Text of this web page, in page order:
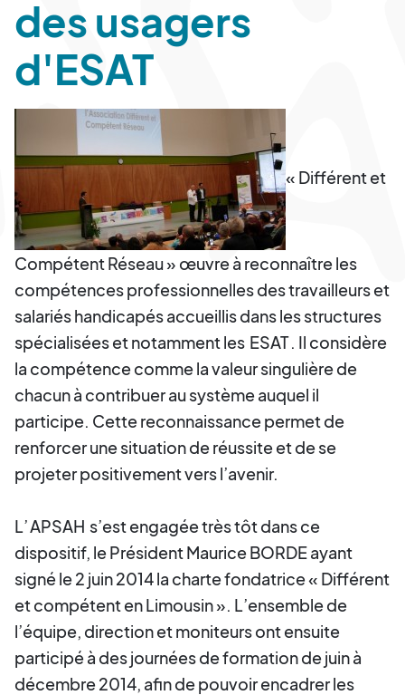
des usagers
d'ESAT
« Différent et
Compétent Réseau » œuvre à reconnaître les
compétences professionnelles des travailleurs et
salariés handicapés accueillis dans les structures
spécialisées et notamment les ESAT. Il considère
la compétence comme la valeur singulière de
chacun à contribuer au système auquel il
participe. Cette reconnaissance permet de
renforcer une situation de réussite et de se
projeter positivement vers l’avenir.
L’APSAH s’est engagée très tôt dans ce
dispositif, le Président Maurice BORDE ayant
signé le 2 juin 2014 la charte fondatrice « Différent
et compétent en Limousin ». L’ensemble de
l’équipe, direction et moniteurs ont ensuite
participé à des journées de formation de juin à
décembre 2014, afin de pouvoir encadrer les